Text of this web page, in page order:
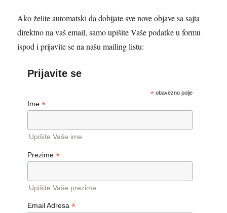
Ako želite automatski da dobijate sve nove objave sa sajta
direktno na vaš email, samo upišite Vaše podatke u formu
ispod i prijavite se na našu mailing listu:
Prijavite se
*obavezno polje
Ime*
Upišite Vaše ime
Prezime*
Upišite Vaše prezime
Email Adresa*